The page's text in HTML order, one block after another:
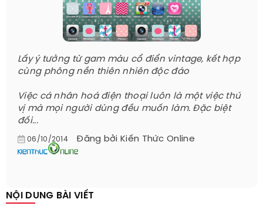
Lấy ý tưởng từ gam màu cổ điển vintage, kết hợp
cùng phông nền thiên nhiên độc đáo
Việc cá nhân hoá điện thoại luôn là một việc thú
vị mà mọi người dùng đều muốn làm. Đặc biệt
đối...
06/10/2014 Đăng bởi Kiến Thức Online
NỘI DUNG BÀI VIẾT